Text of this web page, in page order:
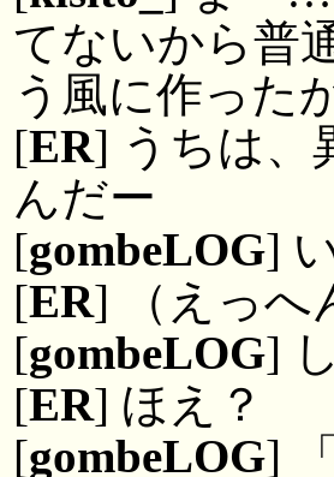
てないから普
う風に作った
[ER] うちは、
んだー
[gombeLOG]
[ER] （えっへ
[gombeLOG]
[ER] ほえ？
[gombeLOG]